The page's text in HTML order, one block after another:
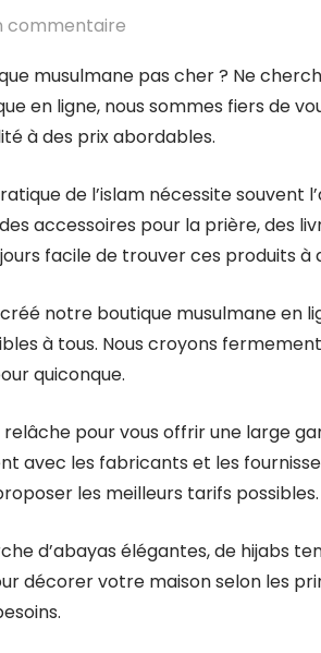
commentaire
musulmane pas cher ? Ne
en ligne, nous sommes fiers de
à des prix abordables.
de l’islam nécessite souvent
accessoires pour la prière, des
facile de trouver ces produits à
créé notre boutique musulmane en
à tous. Nous croyons
quiconque.
pour vous offrir une large
avec les fabricants et les
les meilleurs tarifs possibles.
d’abayas élégantes, de hijabs
décorer votre maison selon les